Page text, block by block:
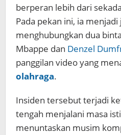
berperan lebih dari
Pada pekan ini, ia
menghubungkan dua
Mbappe dan Denzel
panggilan video yang
olahraga.
Insiden tersebut terjadi
tengah menjalani masa
menuntaskan musim